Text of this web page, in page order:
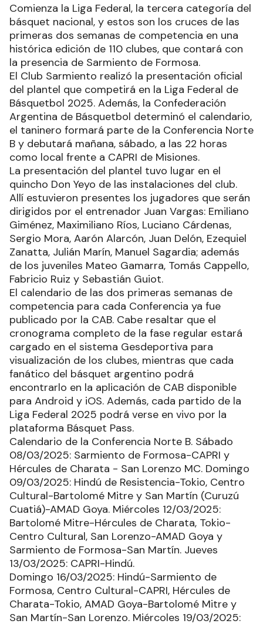
Comienza la Liga Federal, la tercera categoría del
básquet nacional, y estos son los cruces de las
primeras dos semanas de competencia en una
histórica edición de 110 clubes, que contará con
la presencia de Sarmiento de Formosa.
El Club Sarmiento realizó la presentación oficial
del plantel que competirá en la Liga Federal de
Básquetbol 2025. Además, la Confederación
Argentina de Básquetbol determinó el calendario,
el taninero formará parte de la Conferencia Norte
B y debutará mañana, sábado, a las 22 horas
como local frente a CAPRI de Misiones.
La presentación del plantel tuvo lugar en el
quincho Don Yeyo de las instalaciones del club.
Allí estuvieron presentes los jugadores que serán
dirigidos por el entrenador Juan Vargas: Emiliano
Giménez, Maximiliano Ríos, Luciano Cárdenas,
Sergio Mora, Aarón Alarcón, Juan Delón, Ezequiel
Zanatta, Julián Marín, Manuel Sagardia; además
de los juveniles Mateo Gamarra, Tomás Cappello,
Fabricio Ruiz y Sebastián Guiot.
El calendario de las dos primeras semanas de
competencia para cada Conferencia ya fue
publicado por la CAB. Cabe resaltar que el
cronograma completo de la fase regular estará
cargado en el sistema Gesdeportiva para
visualización de los clubes, mientras que cada
fanático del básquet argentino podrá
encontrarlo en la aplicación de CAB disponible
para Android y iOS. Además, cada partido de la
Liga Federal 2025 podrá verse en vivo por la
plataforma Básquet Pass.
Calendario de la Conferencia Norte B. Sábado
08/03/2025: Sarmiento de Formosa-CAPRI y
Hércules de Charata - San Lorenzo MC. Domingo
09/03/2025: Hindú de Resistencia-Tokio, Centro
Cultural-Bartolomé Mitre y San Martín (Curuzú
Cuatiá)-AMAD Goya. Miércoles 12/03/2025:
Bartolomé Mitre-Hércules de Charata, Tokio-
Centro Cultural, San Lorenzo-AMAD Goya y
Sarmiento de Formosa-San Martín. Jueves
13/03/2025: CAPRI-Hindú.
Domingo 16/03/2025: Hindú-Sarmiento de
Formosa, Centro Cultural-CAPRI, Hércules de
Charata-Tokio, AMAD Goya-Bartolomé Mitre y
San Martín-San Lorenzo. Miércoles 19/03/2025: